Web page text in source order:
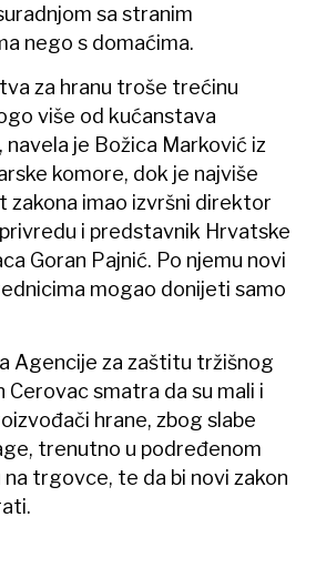
sa stranim
nego s domaćima.
za hranu troše trećinu
više od kućanstava
navela je Božica Marković iz
komore, dok je najviše
zakona imao izvršni direktor
i predstavnik Hrvatske
Goran Pajnić. Po njemu novi
mogao donijeti samo
Agencije za zaštitu tržišnog
Cerovac smatra da su mali i
hrane, zbog slabe
trenutno u podređenom
na trgovce, te da bi novi zakon